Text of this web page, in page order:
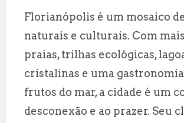
Florianópolis é um mosaico
naturais e culturais. Com
praias, trilhas ecológicas,
cristalinas e uma
frutos do mar, a cidade é um
desconexão e ao prazer. Seu